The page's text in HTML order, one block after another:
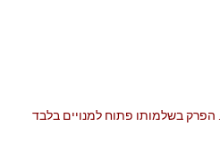
הפרק בשלמותו פתוח למנויים בלבד